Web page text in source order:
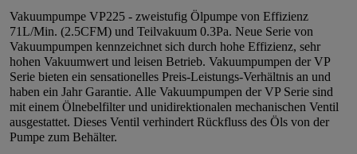
Vakuumpumpe VP225 - zweistufig Ölpumpe von Effizienz
71L/Min. (2.5CFM) und Teilvakuum 0.3Pa. Neue Serie von
Vakuumpumpen kennzeichnet sich durch hohe Effizienz, sehr
hohen Vakuumwert und leisen Betrieb. Vakuumpumpen der VP
Serie bieten ein sensationelles Preis-Leistungs-Verhältnis an und
haben ein Jahr Garantie. Alle Vakuumpumpen der VP Serie sind
mit einem Ölnebelfilter und unidirektionalen mechanischen Ventil
ausgestattet. Dieses Ventil verhindert Rückfluss des Öls von der
Pumpe zum Behälter.